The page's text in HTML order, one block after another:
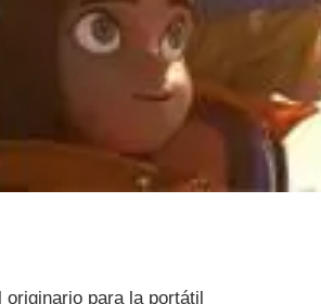
para la portátil